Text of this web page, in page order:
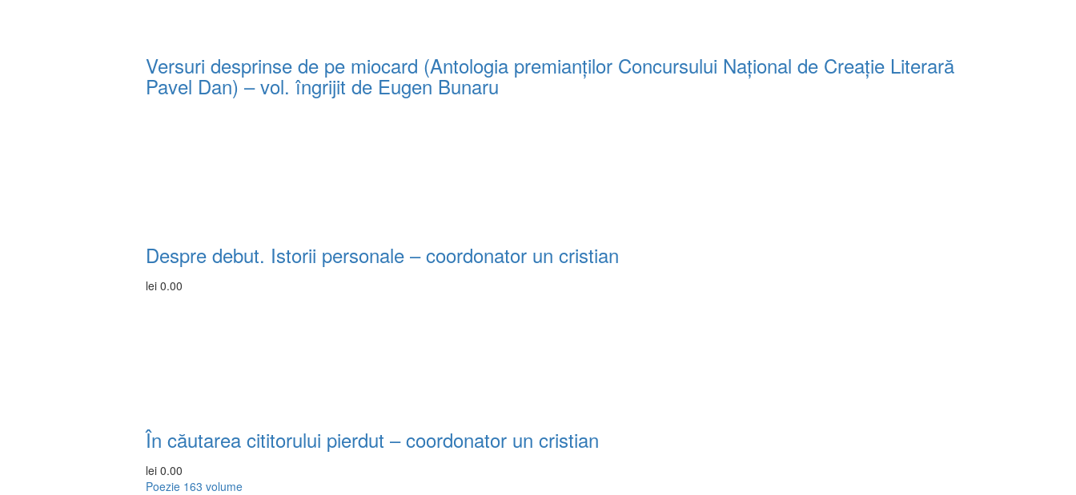
Versuri desprinse de pe miocard (Antologia premianţilor Concursului Naţional de Creaţie Literară
Pavel Dan) – vol. îngrijit de Eugen Bunaru
Despre debut. Istorii personale – coordonator un cristian
lei 0.00
În căutarea cititorului pierdut – coordonator un cristian
lei 0.00
Poezie 163 volume